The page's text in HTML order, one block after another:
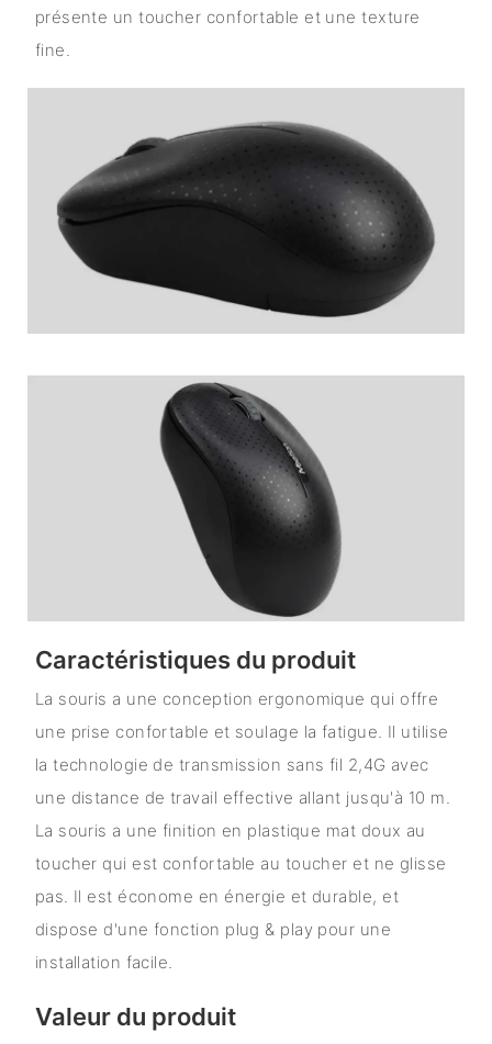
présente un toucher confortable et une texture
fine.
Caractéristiques du produit
La souris a une conception ergonomique qui offre
une prise confortable et soulage la fatigue. Il utilise
la technologie de transmission sans fil 2,4G avec
une distance de travail effective allant jusqu'à 10 m.
La souris a une finition en plastique mat doux au
toucher qui est confortable au toucher et ne glisse
pas. Il est économe en énergie et durable, et
dispose d'une fonction plug & play pour une
installation facile.
Valeur du produit